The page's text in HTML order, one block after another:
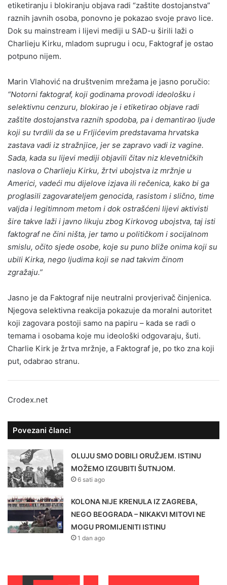
etiketiranju i blokiranju objava radi “zaštite dostojanstva”
raznih javnih osoba, ponovno je pokazao svoje pravo lice.
Dok su mainstream i lijevi mediji u SAD-u širili laži o
Charlieju Kirku, mladom suprugu i ocu, Faktograf je ostao
potpuno nijem.
Marin Vlahović na društvenim mrežama je jasno poručio:
“Notorni faktograf, koji godinama provodi ideološku i
selektivnu cenzuru, blokirao je i etiketirao objave radi
zaštite dostojanstva raznih spodoba, pa i demantirao ljude
koji su tvrdili da se u Frljićevim predstavama hrvatska
zastava vadi iz stražnjice, jer se zapravo vadi iz vagine.
Sada, kada su lijevi mediji objavili čitav niz klevetničkih
naslova o Charlieju Kirku, žrtvi ubojstva iz mržnje u
Americi, vadeći mu dijelove izjava ili rečenica, kako bi ga
proglasili zagovarateljem genocida, rasistom i slično, time
valjda i legitimnom metom i dok ostrašćeni lijevi aktivisti
šire takve laži i javno likuju zbog Kirkovog ubojstva, taj isti
faktograf ne čini ništa, jer tamo u političkom i socijalnom
smislu, očito sjede osobe, koje su puno bliže onima koji su
ubili Kirka, nego ljudima koji se nad takvim činom
zgražaju.”
Jasno je da Faktograf nije neutralni provjerivač činjenica.
Njegova selektivna reakcija pokazuje da moralni autoritet
koji zagovara postoji samo na papiru – kada se radi o
temama i osobama koje mu ideološki odgovaraju, šuti.
Charlie Kirk je žrtva mržnje, a Faktograf je, po tko zna koji
put, odabrao stranu.
Crodex.net
Povezani članci
OLUJU SMO DOBILI ORUŽJEM. ISTINU
MOŽEMO IZGUBITI ŠUTNJOM.
6 sati ago
KOLONA NIJE KRENULA IZ ZAGREBA,
NEGO BEOGRADA – NIKAKVI MITOVI NE
MOGU PROMIJENITI ISTINU
1 dan ago